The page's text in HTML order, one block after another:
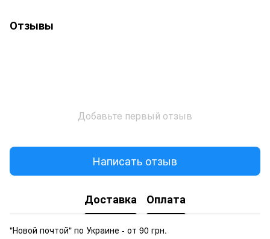
Отзывы
Добавьте первый отзыв
Написать отзыв
Доставка Оплата
"Новой почтой" по Украине - от 90 грн.